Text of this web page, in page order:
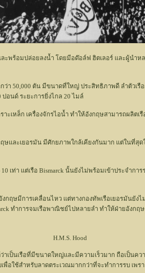
และพร้อมปล่อยลงน้ำ โดยมีอด๊อล์ฟ ฮิตเลอร์ และผู้น
า 50,000 ตัน มีขนาดที่ใหญ่ ประสิทธิภาพดี ลำตัวเรื
อนด์ ระยะการยิ่งไกล 20 ไมล์
ะเหล็ก เครื่องจักรไอน้ำ ทำให้อังกฤษสามารถผลิ
และเยอรมัน มีศักยภาพใกล้เคียงกันมาก แต่ในที่สุ
เท่า แต่เรือ Bismarck นั้นยังไม่พร้อมเข้าประจำก
กฤษมีการเคลื่อนไหว แต่ทางกองทัพเรือเยอรมันยั
ทำการจมเรือพาณิชย์ไปหลายลำ ทำให้ฝ่ายอังกฤ
าเป็นเรือที่มีขนาดใหญ่และมีความเร็วมาก ถือเป็น
พื่อใช้สำหรับลาดตระเวณมากกว่าที่จะทำการรบ เพร